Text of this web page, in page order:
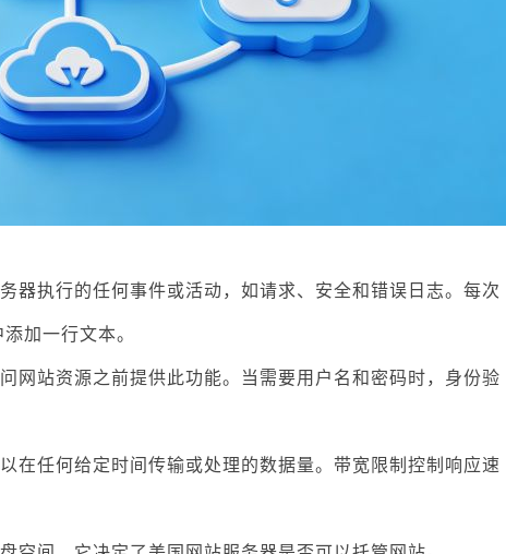
器执行的任何事件或活动，如请求、安全和错误日志。每次
加一行文本。
网站资源之前提供此功能。当需要用户名和密码时，身份验
在任何给定时间传输或处理的数据量。带宽限制控制响应速